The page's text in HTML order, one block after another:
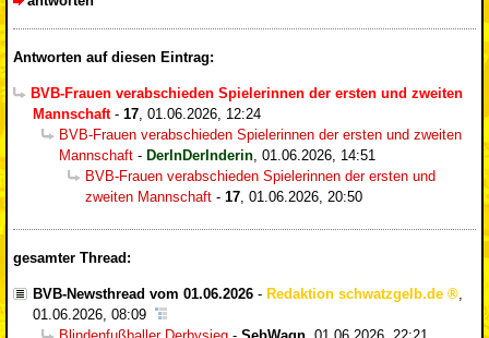
Antworten auf diesen Eintrag:
BVB-Frauen verabschieden Spielerinnen der ersten und zweiten
Mannschaft- 17, 01.06.2026, 12:24
BVB-Frauen verabschieden Spielerinnen der ersten und zweiten
Mannschaft - DerInDerInderin, 01.06.2026, 14:51
BVB-Frauen verabschieden Spielerinnen der ersten und
zweiten Mannschaft - 17, 01.06.2026, 20:50
gesamter Thread:
BVB-Newsthread vom 01.06.2026 - Redaktion schwatzgelb.de
,
01.06.2026, 08:09